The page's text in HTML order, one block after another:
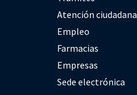
Atención ciudadana
Empleo
Farmacias
Empresas
Sede electrónica